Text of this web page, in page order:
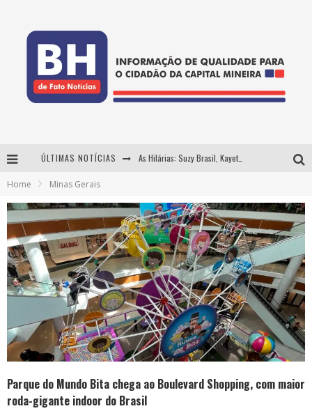
ÚLTIMAS NOTÍCIAS As Hilárias: Suzy Brasil, Kayete e Karoline Absinto retornam a Belo Horizonte para apresentação única no Teatro Sesiminas
Usecorp consolida a 'economia do uso' no B2B brasileiro, vira S.A. e impulsiona expansão com novo fundo estruturado
Hot Wheels Monster Trucks Live™ confirma Belo Horizonte na turnê América do Sul 2027
Home Minas Gerais
Parque do Mundo Bita chega ao Boulevard Shopping, com maior
roda-gigante indoor do Brasil